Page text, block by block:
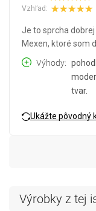
Vzhľad:
Je to sprcha
Mexen, ktoré som
Výhody
tvar.
Ukážte pôvodný
Výrobky z tej